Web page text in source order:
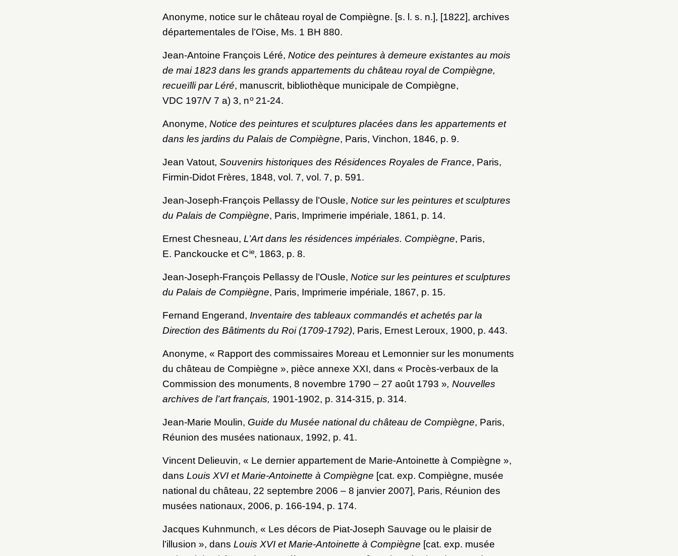
Anonyme, notice sur le château royal de Compiègne. [s. l. s. n.], [1822], archives
départementales de l’Oise, Ms. 1 BH 880.
Jean-Antoine François Léré, Notice des peintures à demeure existantes au mois
de mai 1823 dans les grands appartements du château royal de Compiègne,
recueïlli par Léré, manuscrit, bibliothèque municipale de Compiègne,
VDC 197/V 7 a) 3, no21-24.
Anonyme, Notice des peintures et sculptures placées dans les appartements et
dans les jardins du Palais de Compiègne, Paris, Vinchon, 1846, p. 9.
Jean Vatout, Souvenirs historiques des Résidences Royales de France, Paris,
Firmin-Didot Frères, 1848, vol. 7, vol. 7, p. 591.
Jean-Joseph-François Pellassy de l’Ousle, Notice sur les peintures et sculptures
du Palais de Compiègne, Paris, Imprimerie impériale, 1861, p. 14.
Ernest Chesneau, L’Art dans les résidences impériales. Compiègne, Paris,
E. Panckoucke et Cie, 1863, p. 8.
Jean-Joseph-François Pellassy de l’Ousle, Notice sur les peintures et sculptures
du Palais de Compiègne, Paris, Imprimerie impériale, 1867, p. 15.
Fernand Engerand, Inventaire des tableaux commandés et achetés par la
Direction des Bâtiments du Roi (1709-1792), Paris, Ernest Leroux, 1900, p. 443.
Anonyme, « Rapport des commissaires Moreau et Lemonnier sur les monuments
du château de Compiègne », pièce annexe XXI, dans « Procès-verbaux de la
Commission des monuments, 8 novembre 1790 – 27 août 1793 », Nouvelles
archives de l’art français, 1901-1902, p. 314-315, p. 314.
Jean-Marie Moulin, Guide du Musée national du château de Compiègne, Paris,
Réunion des musées nationaux, 1992, p. 41.
Vincent Delieuvin, « Le dernier appartement de Marie-Antoinette à Compiègne »,
dans Louis XVI et Marie-Antoinette à Compiègne [cat. exp. Compiègne, musée
national du château, 22 septembre 2006 – 8 janvier 2007], Paris, Réunion des
musées nationaux, 2006, p. 166-194, p. 174.
Jacques Kuhnmunch, « Les décors de Piat-Joseph Sauvage ou le plaisir de
l’illusion », dans Louis XVI et Marie-Antoinette à Compiègne [cat. exp. musée